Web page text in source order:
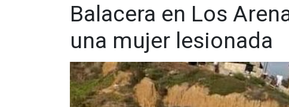
Balacera en Los
una mujer lesionada